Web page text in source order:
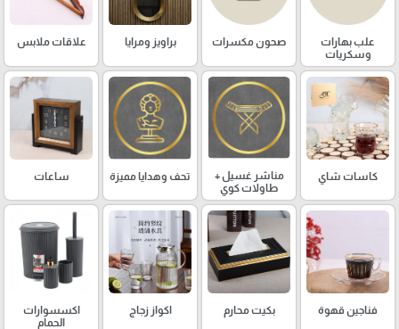
علب بهارات
وسكريات
صحون مكسرات براويز ومرايا علاقات ملابس
كاسات شاي
مناشر غسيل +
طاولات كوي
تحف وهدايا مميزة ساعات
فناجين قهوة بكيت محارم اكواز زجاج
اكسسوارات
الحمام